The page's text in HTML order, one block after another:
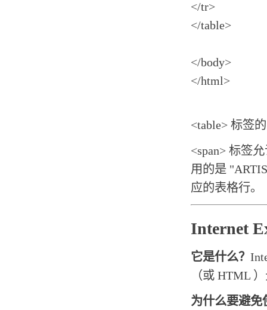
</tr>
</table>
</body>
</html>
<table> 标签
<span> 标签
用的是
应的表格行。
Internet
它是什么？
（或 HTML
为什么要避免